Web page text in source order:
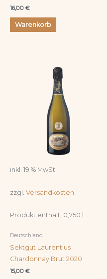
16,00€
Warenkorb
inkl. 19 % MwSt.
zzgl. Versandkosten
Produkt enthält: 0,750
Deutschland
Sektgut Laurentius
Chardonnay Brut 2020
15,00€